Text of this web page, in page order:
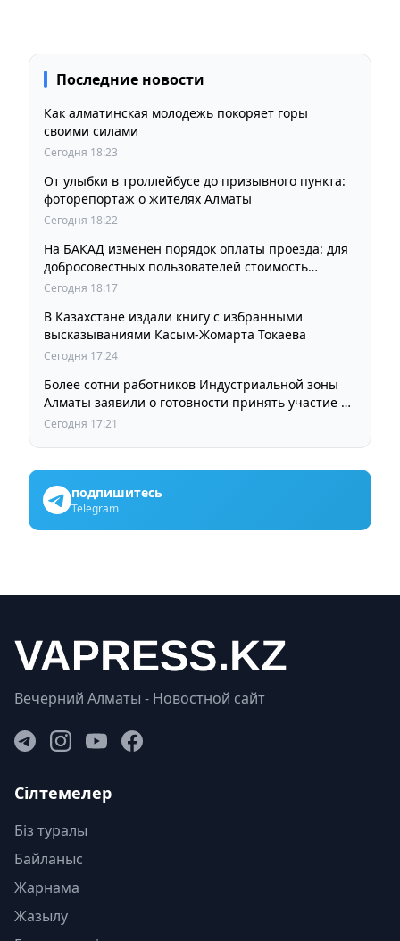
Последние новости
Как алматинская молодежь покоряет горы
своими силами
Сегодня 18:23
От улыбки в троллейбусе до призывного пункта:
фоторепортаж о жителях Алматы
Сегодня 18:22
На БАКАД изменен порядок оплаты проезда: для
добросовестных пользователей стоимость
остается прежней
Сегодня 18:17
В Казахстане издали книгу с избранными
высказываниями Касым-Жомарта Токаева
Сегодня 17:24
Более сотни работников Индустриальной зоны
Алматы заявили о готовности принять участие в
выборах членов Курылтая
Сегодня 17:21
подпишитесь
Telegram
Вечерний Алматы - Новостной сайт
Сілтемелер
Біз туралы
Байланыс
Жарнама
Жазылу